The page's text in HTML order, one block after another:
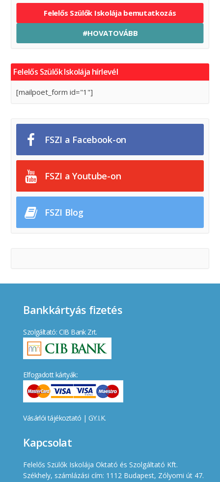
Felelős Szülők Iskolája bemutatkozás
#HOVATOVÁBB
Felelős Szülők Iskolája hírlevél
[mailpoet_form id="1"]
FSZI a Facebook-on
FSZI a Youtube-on
FSZI Blog
Bankkártyás fizetés
Szolgáltató: CIB Bank Zrt.
Elfogadott kártyák:
Vásárlói tájékoztató | GY.I.K.
Kapcsolat
Felelős Szülők Iskolája Oktató és Szolgáltató Kft.
Székhely, számlázási cím: 1112 Budapest, Zólyomi út 47.